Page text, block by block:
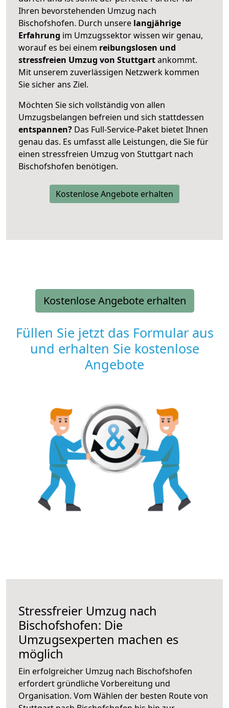
Ihren bevorstehenden Umzug nach
Bischofshofen. Durch unsere langjährige
Erfahrung im Umzugssektor wissen wir genau,
worauf es bei einem reibungslosen und
stressfreien Umzug von Stuttgartankommt.
Mit unserem zuverlässigen Netzwerk kommen
Sie sicher ans Ziel.
Möchten Sie sich vollständig von allen
Umzugsbelangen befreien und sich stattdessen
entspannen? Das Full-Service-Paket bietet Ihnen
genau das. Es umfasst alle Leistungen, die Sie für
einen stressfreien Umzug von Stuttgart nach
Bischofshofen benötigen.
Kostenlose Angebote erhalten
Kostenlose Angebote erhalten
Füllen Sie jetzt das Formular aus
und erhalten Sie kostenlose
Angebote
Stressfreier Umzug nach
Bischofshofen: Die
Umzugsexperten machen es
möglich
Ein erfolgreicher Umzug nach Bischofshofen
erfordert gründliche Vorbereitung und
Organisation. Vom Wählen der besten Route von